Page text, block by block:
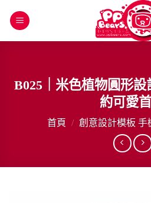
B025｜米色植物圓形
約可愛
首頁 / 創意設計模板 手